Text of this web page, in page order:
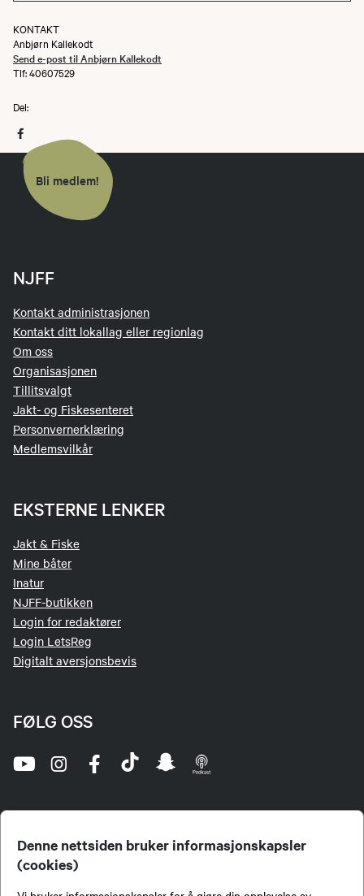
Denne nettsiden bruker informasjonskapsler
(cookies)
KONTAKT
Anbjørn Kallekodt
Send e-post til Anbjørn Kallekodt
Tlf: 40607529
Del:
Bli medlem!
NJFF
Kontakt administrasjonen
Kontakt ditt lokallag eller regionlag
Om oss
Organisasjonen
Tillitsvalgt
Jakt- og Fiskesenteret
Personvernerklæring
Medlemsvilkår
EKSTERNE LENKER
Jakt & Fiske
Mine båter
Inatur
NJFF-butikken
Login for redaktører
Login LetsReg
Digitalt aversjonsbevis
FØLG OSS